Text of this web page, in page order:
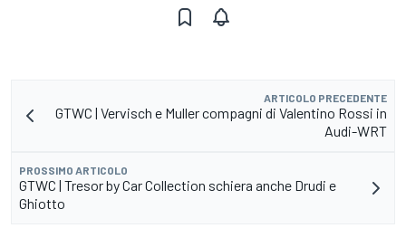
ARTICOLO PRECEDENTE
GTWC | Vervisch e Muller compagni di Valentino Rossi in
Audi-WRT
PROSSIMO ARTICOLO
GTWC | Tresor by Car Collection schiera anche Drudi e
Ghiotto